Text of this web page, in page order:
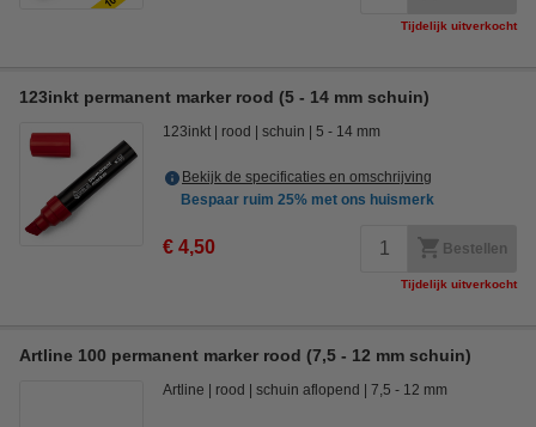
Tijdelijk uitverkocht
123inkt permanent marker rood (5 - 14 mm schuin)
123inkt rood schuin 5 - 14 mm
Bekijk de specificaties en omschrijving
Bespaar ruim 25% met ons huismerk
€ 4,50 Bestellen
Tijdelijk uitverkocht
Artline 100 permanent marker rood (7,5 - 12 mm schuin)
Artline rood schuin aflopend 7,5 - 12 mm